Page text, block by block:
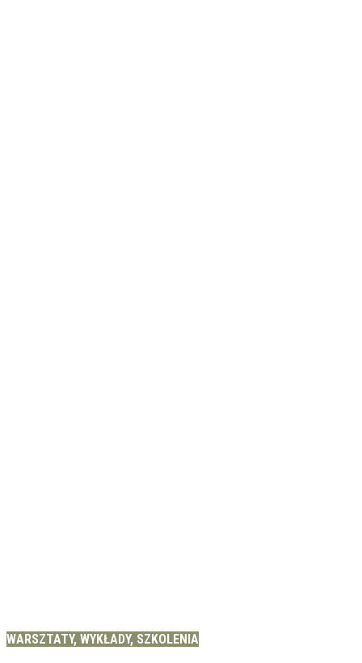
WARSZTATY, WYKŁADY, SZKOLENIA